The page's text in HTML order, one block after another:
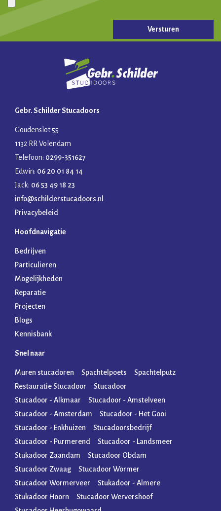
Gelieve dit veld leeg te laten.
Gebr. Schilder Stucadoors
Goudenslot 55
1132 RR Volendam
Telefoon: 0299-351627
Edwin: 06 20 01 84 14
Jack: 06 53 49 18 23
info@schilderstucadoors.nl
Privacybeleid
Hoofdnavigatie
Bedrijven
Particulieren
Mogelijkheden
Reparatie
Projecten
Blogs
Kennisbank
Snel naar
Muren stucadoren Spachtelpoets
Spachtelputz
Restauratie Stucadoor
Stucadoor
Stucadoor - Alkmaar
Stucadoor - Amstelveen
Stucadoor - Amsterdam
Stucadoor - Het Gooi
Stucadoor - Enkhuizen
Stucadoorsbedrijf
Stucadoor - Purmerend
Stucadoor - Landsmeer
Stukadoor Zaandam
Stucadoor Obdam
Stucadoor Zwaag
Stucadoor Wormer
Stucadoor Wormerveer
Stukadoor - Almere
Stukadoor Hoorn
Stucadoor Wervershoof